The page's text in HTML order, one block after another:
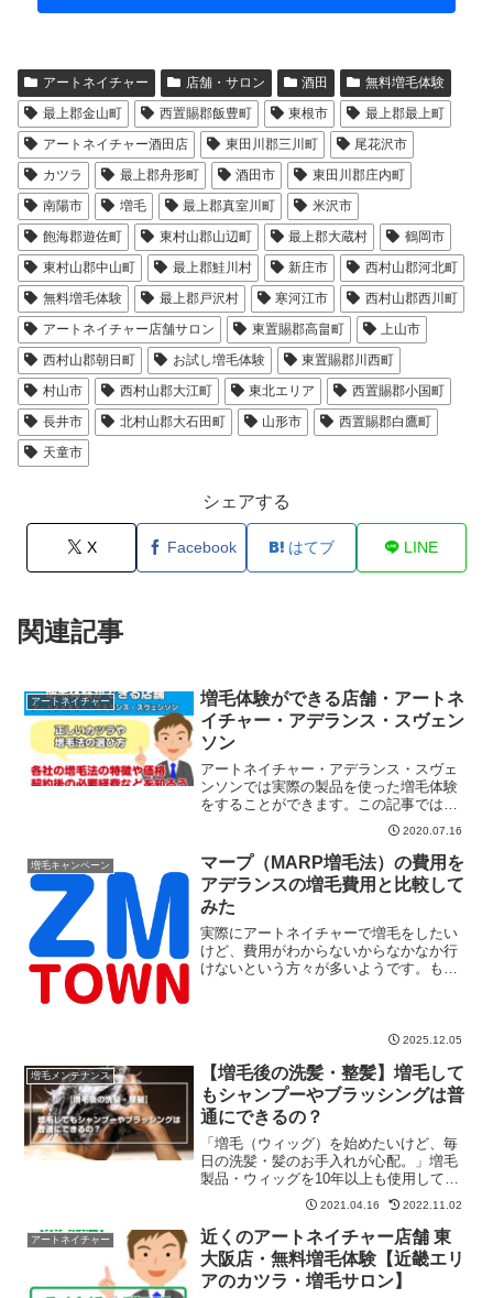
アートネイチャー 店舗・サロン 酒田
無料増毛体験
最上郡金山町
西置賜郡飯豊町 東根市
最上郡最上町
アートネイチャー酒田店
東田川郡三川町
尾花沢市
カツラ
最上郡舟形町 酒田市
東田川郡庄内町
南陽市
増毛 最上郡真室川町
米沢市
飽海郡遊佐町
東村山郡山辺町 最上郡大蔵村
鶴岡市
東村山郡中山町
最上郡鮭川村 新庄市
西村山郡河北町
無料増毛体験
最上郡戸沢村 寒河江市
西村山郡西川町
アートネイチャー店舗サロン
東置賜郡高畠町
上山市
西村山郡朝日町
お試し増毛体験
東置賜郡川西町
村山市
西村山郡大江町 東北エリア
西置賜郡小国町
長井市
北村山郡大石田町 山形市
西置賜郡白鷹町
天童市
シェアする
X Facebook はてブ LINE
関連記事
アートネイチャー
増毛体験ができる店舗・アートネ
イチャー・アデランス・スヴェン
ソン
アートネイチャー・アデランス・スヴェ
ンソンでは実際の製品を使った増毛体験
をすることができます。この記事では、
各増毛メーカーの店舗数や後悔しないた
めの増毛法の選び方のヒントを紹介して
います。私が実際に選んだ増毛メーカー
も記事の最後に紹介していますので、よ
ろしければ参考にしてください。
2020.07.16
増毛キャンペーン
マープ（MARP増毛法）の費用を
アデランスの増毛費用と比較して
みた
実際にアートネイチャーで増毛をしたい
けど、費用がわからないからなかなか行
けないという方々が多いようです。もち
かしているようなところもあって、なお
では……」という不安もよぎってしまう
のでしょう。
2025.12.05
増毛メンテナンス
【増毛後の洗髪・整髪】増毛して
もシャンプーやブラッシングは普
通にできるの？
「増毛（ウィッグ）を始めたいけど、毎
日の洗髪・髪のお手入れが心配。」増毛
製品・ウィッグを10年以上も使用してい
る経験に元に、毎日の洗髪について詳し
くお話します。増毛やウィッグにした場
合、シャンプー・リンスは？強くブラッ
シングしても大丈夫なの？整髪料は付け
てもいいの？
2021.04.16 2022.11.02
アートネイチャー
近くのアートネイチャー店舗 東
大阪店・無料増毛体験【近畿エリ
アのカツラ・増毛サロン】